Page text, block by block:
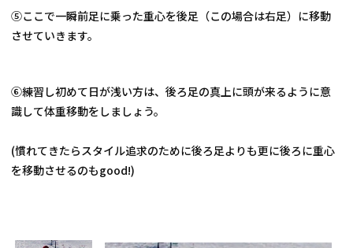
⑤ここで一瞬前足に乗った重心を後足（この場合は右足）に移動
させていきます。
⑥練習し初めて日が浅い方は、後ろ足の真上に頭が来るように意
識して体重移動をしましょう。
(慣れてきたらスタイル追求のために後ろ足よりも更に後ろに重心
を移動させるのもgood!)